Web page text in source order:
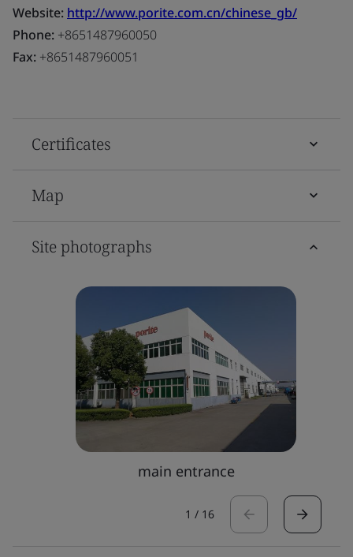
Website: http://www.porite.com.cn/chinese_gb/
Phone: +8651487960050
Fax: +8651487960051
Certificates
Map
Site photographs
main entrance
1 / 16